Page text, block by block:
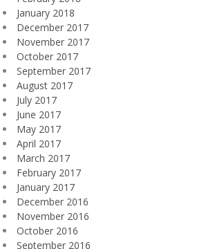
January 2018
December 2017
November 2017
October 2017
September 2017
August 2017
July 2017
June 2017
May 2017
April 2017
March 2017
February 2017
January 2017
December 2016
November 2016
October 2016
September 2016